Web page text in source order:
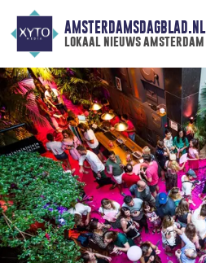
AMSTERDAMSDAGBLAD.NL
lokaal nieuws amsterdam